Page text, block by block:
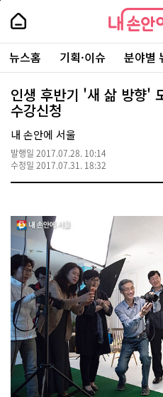
본
로
가
내
손
안
에
서
울
-
서
울
시
대
표
소
통
포
내
손
에
울
주
요
서
뉴스홈 기획·이슈 분야별
인생 후반기 '새 삶 방향'
수강신청
내 손안에 서울
발행일 2017.07.28. 10:14
수정일 2017.07.31. 18:32
페
상
단
로